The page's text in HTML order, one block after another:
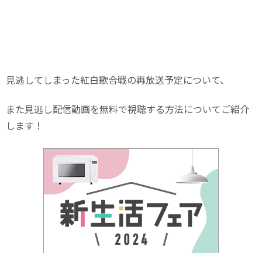
見逃してしまった紅白歌合戦の再放送予定について、
また見逃し配信動画を無料で視聴する方法についてご紹介
します！